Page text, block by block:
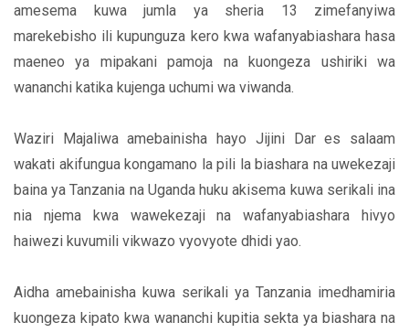
amesema kuwa jumla ya sheria 13 zimefanyiwa
marekebisho ili kupunguza kero kwa wafanyabiashara hasa
maeneo ya mipakani pamoja na kuongeza ushiriki wa
wananchi katika kujenga uchumi wa viwanda.
Waziri Majaliwa amebainisha hayo Jijini Dar es salaam
wakati akifungua kongamano la pili la biashara na uwekezaji
baina ya Tanzania na Uganda huku akisema kuwa serikali ina
nia njema kwa wawekezaji na wafanyabiashara hivyo
haiwezi kuvumili vikwazo vyovyote dhidi yao.
Aidha amebainisha kuwa serikali ya Tanzania imedhamiria
kuongeza kipato kwa wananchi kupitia sekta ya biashara na